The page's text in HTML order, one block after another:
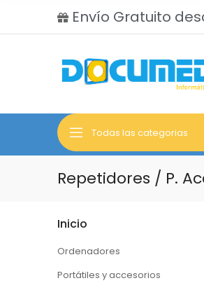
Envío Gratuito
Todas las categorias
Repetidores / P.
Inicio
Ordenadores
Portátiles y accesorios